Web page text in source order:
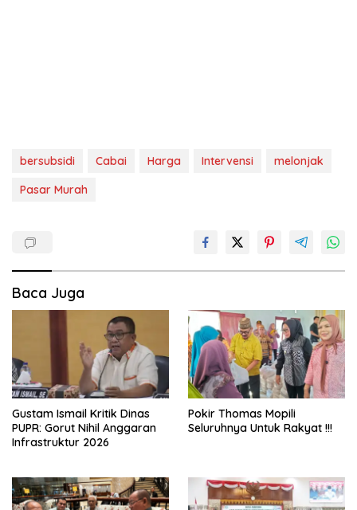
bersubsidi Cabai Harga Intervensi
melonjak
Pasar Murah
Baca Juga
Gustam Ismail Kritik Dinas
PUPR: Gorut Nihil Anggaran
Infrastruktur 2026
Pokir Thomas Mopili
Seluruhnya Untuk Rakyat !!!